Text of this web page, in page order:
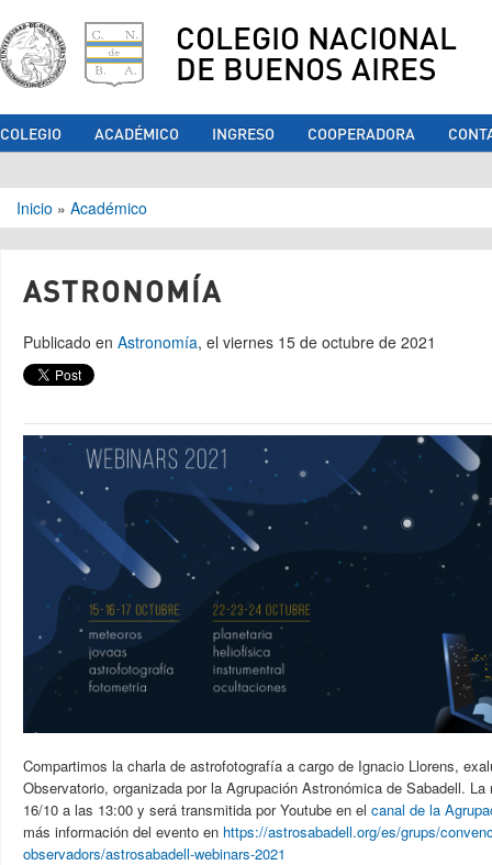
COLEGIO NACIONAL
DE BUENOS AIRES
COLEGIO ACADÉMICO INGRESO COOPERADORA
Se encuentra usted aquí
Inicio » Académico
ASTRONOMÍA
Publicado en Astronomía, el viernes 15 de octubre de 2021
Compartimos la charla de astrofotografía a cargo de Ignacio Llorens,
Observatorio, organizada por la Agrupación Astronómica de Sabadell.
16/10 a las 13:00 y será transmitida por Youtube en el canal de la
más información del evento en https://astrosabadell.org/es/grups/
observadors/astrosabadell-webinars-2021